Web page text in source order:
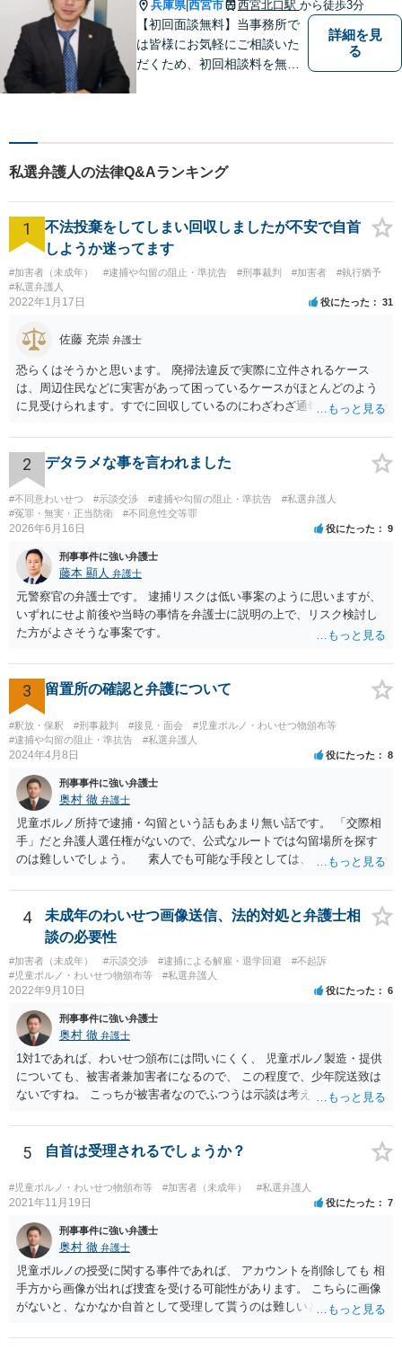
兵庫県|西宮市 西宮北口駅 から徒歩3分
【初回面談無料】当事務所で
は皆様にお気軽にご相談いた
だくため、初回相談料を無料
女問題／建築問題など、貴方
にとって最善の解決に向けて
尽力します。【当日／夜間対
応可】
詳細を見
る
私選弁護人の法律Q&Aランキング
1
不法投棄をしてしまい回収しましたが不安で自首
しようか迷ってます
#加害者（未成年） #逮捕や勾留の阻止・準抗告 #刑事裁判 #加害者
#執行猶予
#私選弁護人
2022年1月17日 役にたった 31
佐藤 充崇 弁護士
恐らくはそうかと思います。 廃掃法違反で実際に立件されるケース
は、周辺住民などに実害があって困っているケースがほとんどのよう
に見受けられます。すでに回収しているのにわざわざ通報するのは考
致→審判不開始となる可能性は高いと思います。この場合は警察官か
ら注意されて終わりです。 一応、通常通り家裁送致され少年審判にな
る可能性というのもそれなりにあります。廃掃法違反の不法投棄の罪
は条文だけ見ると重い罪なので。 ただ鑑別所に入れられることはまず
ないと思いますし、相談者の方の素行が悪いというわけでもなけれ
ば、不処分で終わりになる可能性が高いと思います。少年院送致や逆
送は暴力団関係者でもないとまずないと思います。 ただどうしても心
配というなら、弁護士に依頼して自首するという方法はあるかも知れ
ません。反省していることが捜査機関や家裁に伝わりますので。
2 デタラメな事を言われました
#不同意わいせつ #示談交渉 #逮捕や勾留の阻止・準抗告
#私選弁護人
#冤罪・無実・正当防衛
#不同意性交等罪
2026年6月16日 役にたった 9
刑事事件に強い弁護士
藤本 顯人 弁護士
元警察官の弁護士です。 逮捕リスクは低い事案のように思いますが、
いずれにせよ前後や当時の事情を弁護士に説明の上で、リスク検討し
た方がよさそうな事案です。
3 留置所の確認と弁護について
#釈放・保釈 #刑事裁判 #接見・面会
#児童ポルノ・わいせつ物頒布等
#逮捕や勾留の阻止・準抗告
#私選弁護人
2024年4月8日 役にたった 8
刑事事件に強い弁護士
奥村 徹 弁護士
児童ポルノ所持で逮捕・勾留という話もあまり無い話です。 「交際相
手」だと弁護人選任権がないので、公式なルートでは勾留場所を探す
のは難しいでしょう。 素人でも可能な手段としては、「○○県内」と
してください」みたいな葉書を出してみて、宛先人不在で戻って来な
かった所に絞って問い合わせるという方法があります。
4
未成年のわいせつ画像送信、法的対処と弁護士相
談の必要性
#加害者（未成年） #示談交渉 #逮捕による解雇・退学回避
#不起訴
#児童ポルノ・わいせつ物頒布等
#私選弁護人
2022年9月10日 役にたった 6
刑事事件に強い弁護士
奥村 徹 弁護士
1対1であれば、わいせつ頒布には問いにくく、 児童ポルノ製造・提供
についても、被害者兼加害者になるので、 この程度で、少年院送致は
ないですね。 こっちが被害者なのでふつうは示談は考えません。 少年
5 自首は受理されるでしょうか？
#児童ポルノ・わいせつ物頒布等 #加害者（未成年） #私選弁護人
2021年11月19日 役にたった 7
刑事事件に強い弁護士
奥村 徹 弁護士
児童ポルノの授受に関する事件であれば、 アカウントを削除しても 相
手方から画像が出れば捜査を受ける可能性があります。 こちらに画像
がないと、なかなか自首として受理して貰うのは難しいと思います
と、相手方からの捜査が来たときに、逮捕の必要性が少なくなるとい